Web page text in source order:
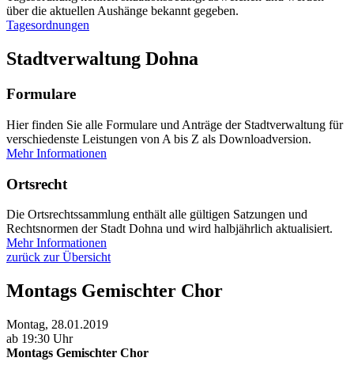
über die aktuellen Aushänge bekannt gegeben.
Tagesordnungen
Stadtverwaltung Dohna
Formulare
Hier finden Sie alle Formulare und Anträge der Stadtverwaltung für
verschiedenste Leistungen von A bis Z als Downloadversion.
Mehr Informationen
Ortsrecht
Die Ortsrechtssammlung enthält alle gültigen Satzungen und
Rechtsnormen der Stadt Dohna und wird halbjährlich aktualisiert.
Mehr Informationen
zurück zur Übersicht
Montags Gemischter Chor
Montag, 28.01.2019
ab 19:30 Uhr
Montags Gemischter Chor